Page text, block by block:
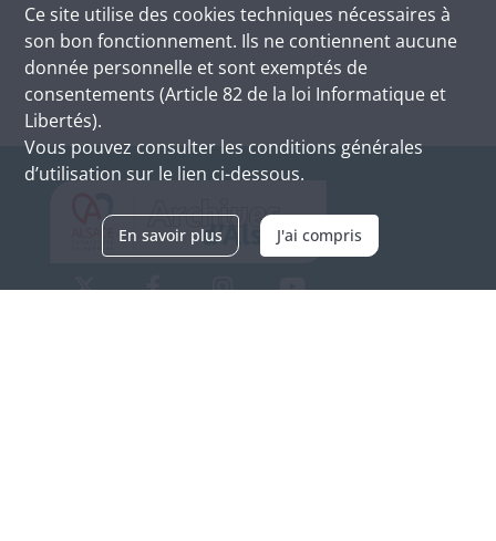
Ce site utilise des cookies techniques nécessaires à
son bon fonctionnement. Ils ne contiennent aucune
donnée personnelle et sont exemptés de
consentements (Article 82 de la loi Informatique et
Libertés).
Vous pouvez consulter les conditions générales
d’utilisation sur le lien ci-dessous.
En savoir plus J'ai compris